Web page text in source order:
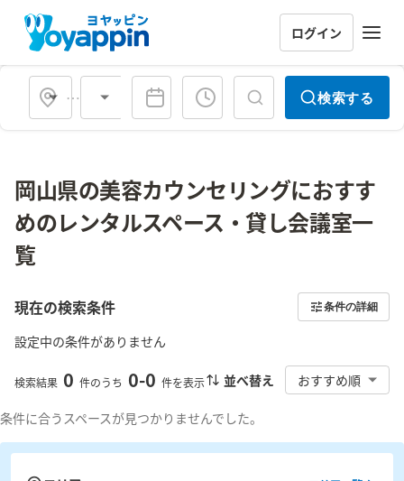
ログイン
会場タイプ 検索する
岡山県の美容カウンセリングにおすす
めのレンタルスペース・貸し会議室一
覧
現在の検索条件 条件の詳細
設定中の条件がありません
検索結果 0 件のうち 0-0 件を表示 並べ替え おすすめ順
条件に合うスペースが見つかりませんでした。